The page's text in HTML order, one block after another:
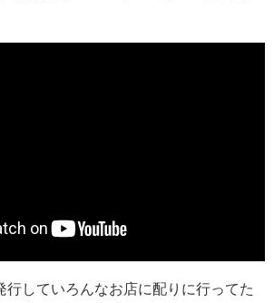
行していろんなお店に配りに行ってた